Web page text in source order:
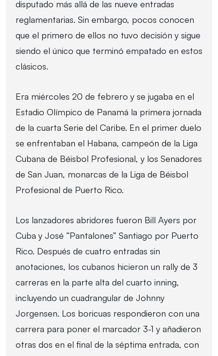
disputado más allá de las nueve entradas
reglamentarias. Sin embargo, pocos conocen
que el primero de ellos no tuvo decisión y sigue
siendo el único que terminó empatado en estos
clásicos.
Era miércoles 20 de febrero y se jugaba en el
Estadio Olímpico de Panamá la primera jornada
de la cuarta Serie del Caribe. En el primer duelo
se enfrentaban el Habana, campeón de la Liga
Cubana de Béisbol Profesional, y los Senadores
de San Juan, monarcas de la Liga de Béisbol
Profesional de Puerto Rico.
Los lanzadores abridores fueron Bill Ayers por
Cuba y José “Pantalones” Santiago por Puerto
Rico. Después de cuatro entradas sin
anotaciones, los cubanos hicieron un rally de 3
carreras en la parte alta del cuarto inning,
incluyendo un cuadrangular de Johnny
Jorgensen. Los boricuas respondieron con una
carrera para poner el marcador 3-1 y añadieron
otras dos en el final de la séptima entrada, con